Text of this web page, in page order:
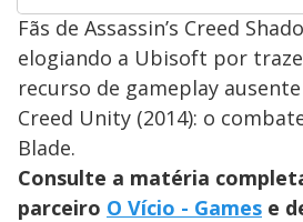
Fãs de Assassin’s Creed
elogiando a Ubisoft por
recurso de gameplay ausente
Creed Unity (2014): o
Blade.
Consulte a matéria
parceiro O Vício - Games e